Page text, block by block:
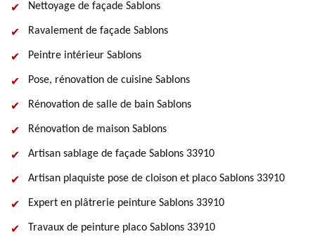
Nettoyage de façade Sablons
Ravalement de façade Sablons
Peintre intérieur Sablons
Pose, rénovation de cuisine Sablons
Rénovation de salle de bain Sablons
Rénovation de maison Sablons
Artisan sablage de façade Sablons 33910
Artisan plaquiste pose de cloison et placo Sablons 33910
Expert en plâtrerie peinture Sablons 33910
Travaux de peinture placo Sablons 33910